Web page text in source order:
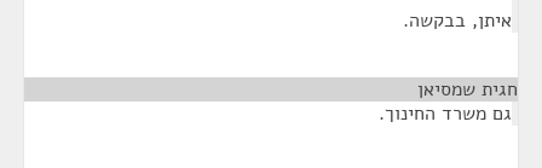
איתן, בבקשה.
חגית שמסיאן
גם משרד החינוך.